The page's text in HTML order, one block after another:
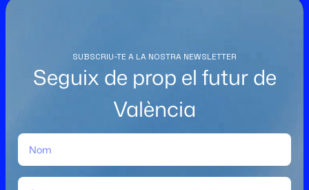
SUBSCRIU-TE A LA NOSTRA NEWSLETTER
Seguix de prop el futur de
València